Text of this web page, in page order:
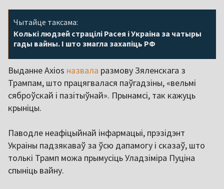
Чытайце таксама:
Колькі людзей страцілі Расея і Украіна за чатыры
гады вайны. І што змагла захапіць РФ
Выданне Axios назвала размову Зяленскага з
Трампам, што працягвалася паўгадзіны, «вельмі
сяброўскай і пазітыўнай». Прынамсі, так кажуць
крыніцы.
Паводле неафіцыйнай інфармацыі, прэзідэнт
Украіны падзякаваў за ўсю дапамогу і сказаў, што
толькі Трамп можа прымусіць Уладзіміра Пуціна
спыніць вайну.